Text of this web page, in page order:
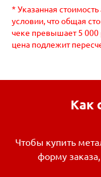
* Указанная
условии, что общая
чеке превышает 5
цена подлежит
Как
Чтобы купить
форму